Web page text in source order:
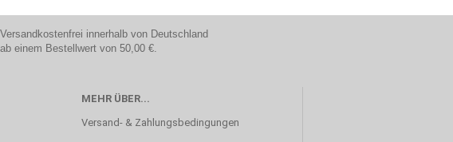
Versandkostenfrei innerhalb von Deutschland
ab einem Bestellwert von 50,00 €.
MEHR ÜBER...
Versand- & Zahlungsbedingungen